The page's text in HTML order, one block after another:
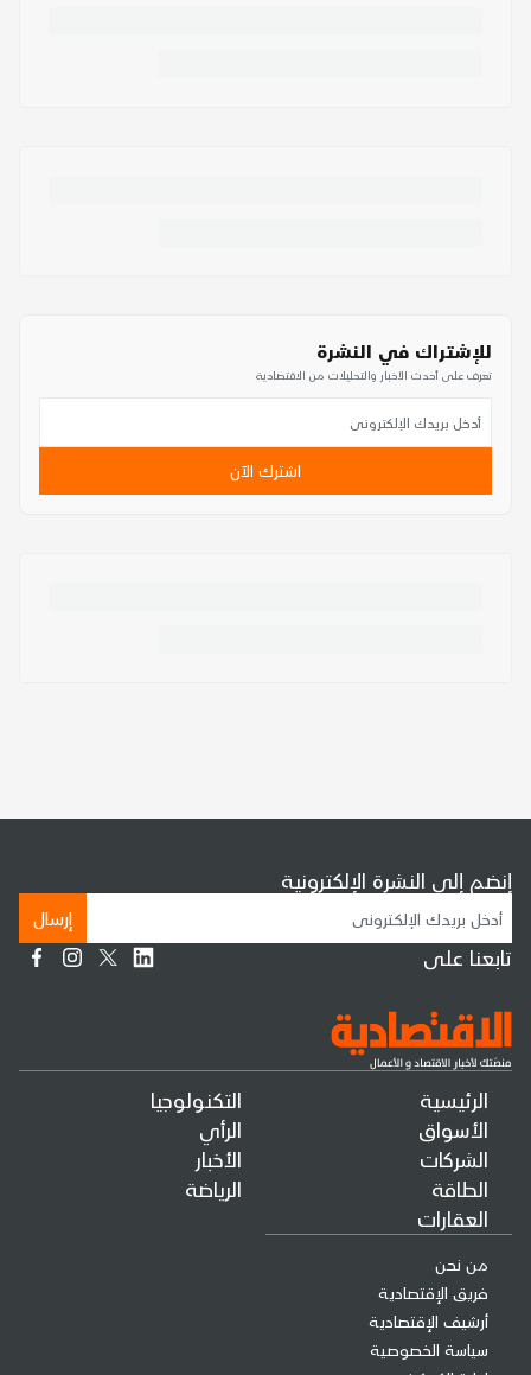
للإشتراك في النشرة
تعرف على أحدث الأخبار والتحليلات من الاقتصادية
اشترك الآن
الرئيسية
الأسواق
الشركات
الطاقة
العقارات
التكنولوجيا
الرأي
الأخبار
الرياضة
من نحن
فريق الإقتصادية
أرشيف الإقتصادية
سياسة الخصوصية
إنضم إلى النشرة الإلكترونية
إرسال
تابعنا على